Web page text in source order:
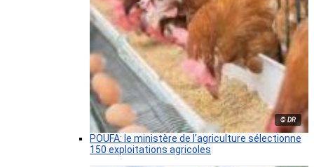
© DR
POUFA: le ministère de l’agriculture sélectionne
150 exploitations agricoles